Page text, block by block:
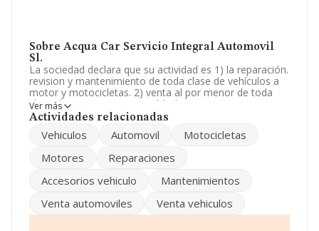
Sobre Acqua Car Servicio Integral Automovil
Sl.
La sociedad declara que su actividad es 1) la reparación.
revision y mantenimiento de toda clase de vehículos a
motor y motocicletas. 2) venta al por menor de toda
clase de accesorios para vehículos a motor y
motocicletas. 3) lavado de automóviles tanto manual.
actividad de referencia CNAE corresponde a '%cnae%',
importación y/o exportación.
Según los datos a disposición de INFORMA, ha tenido
sector.
Ver más
Actividades relacionadas
Vehiculos Automovil
Motocicletas
Motores
Reparaciones
Accesorios vehiculo
Mantenimientos
Venta automoviles
Venta vehiculos